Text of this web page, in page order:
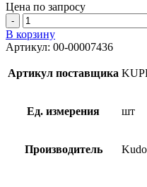
Цена по запросу
Количество
товара
Пена
монтажная
всесезонная
KUDO
15+,
520
В корзину
Артикул: 00-00007436
Артикул поставщика
Ед. измерения шт
Производитель Kudo